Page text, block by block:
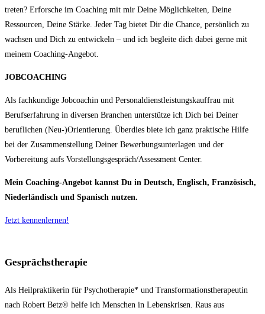
treten? Erforsche im Coaching mit mir Deine Möglichkeiten, Deine
Ressourcen, Deine Stärke. Jeder Tag bietet Dir die Chance, persönlich zu
wachsen und Dich zu entwickeln – und ich begleite dich dabei gerne mit
meinem Coaching-Angebot.
JOBCOACHING
Als fachkundige Jobcoachin und Personaldienstleistungskauffrau mit
Berufserfahrung in diversen Branchen unterstütze ich Dich bei Deiner
beruflichen (Neu-)Orientierung. Überdies biete ich ganz praktische Hilfe
bei der Zusammenstellung Deiner Bewerbungsunterlagen und der
Vorbereitung aufs Vorstellungsgespräch/Assessment Center.
Mein Coaching-Angebot kannst Du in Deutsch, Englisch, Französisch,
Niederländisch und Spanisch nutzen.
Jetzt kennenlernen!
Gesprächstherapie
Als Heilpraktikerin für Psychotherapie* und Transformationstherapeutin
nach Robert Betz® helfe ich Menschen in Lebenskrisen. Raus aus